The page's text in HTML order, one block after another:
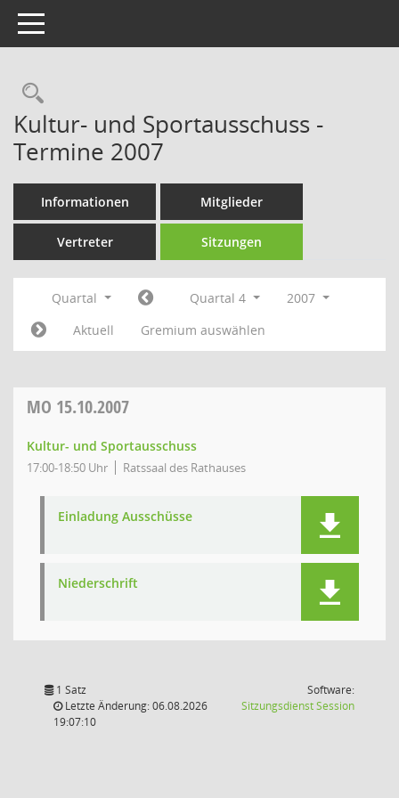
Toggle navigation
Rechercheauswahl
Kultur- und Sportausschuss -
Termine 2007
Informationen Mitglieder
Vertreter Sitzungen
Quartal Quartal 4
2007
Aktuell
Gremium auswählen
MO 15.10.2007
Kultur- und Sportausschuss
17:00-18:50 Uhr Ratssaal des Rathauses
Einladung Ausschüsse
Niederschrift
1 Satz
Letzte Änderung: 06.08.2026
19:07:10
Software:
SitzungsdienstSession(Wird in